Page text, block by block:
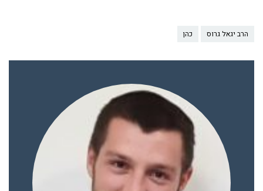
הרב יגאל גרוס כהן